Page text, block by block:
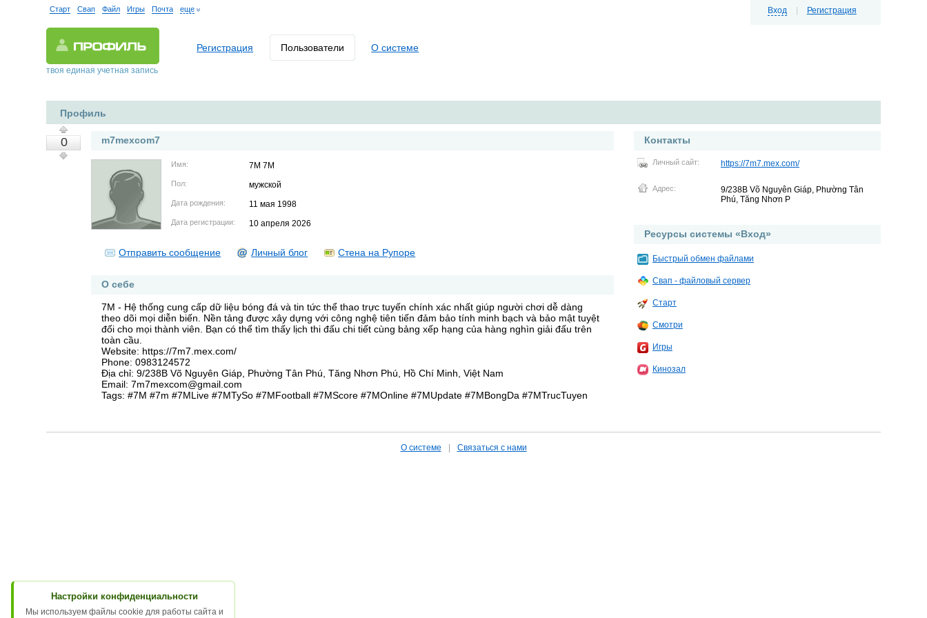
Старт Свап Файл Игры Почта еще
твоя единая учетная запись
Вход Регистрация
Регистрация Пользователи О системе
Профиль
0 m7mexcom7
Имя: 7M 7M
Пол: мужской
Дата рождения: 11 мая 1998
Дата регистрации: 10 апреля 2026
Отправить сообщение Личный блог Стена на Рупоре
О себе
7M - Hệ thống cung cấp dữ liệu bóng đá và tin tức thể thao trực tuyến chính xác nhất giúp người chơi dễ dàng
theo dõi mọi diễn biến. Nền tảng được xây dựng với công nghệ tiên tiến đảm bảo tính minh bạch và bảo mật tuyệt
đối cho mọi thành viên. Bạn có thể tìm thấy lịch thi đấu chi tiết cùng bảng xếp hạng của hàng nghìn giải đấu trên
toàn cầu.
Website: https://7m7.mex.com/
Phone: 0983124572
Địa chỉ: 9/238B Võ Nguyên Giáp, Phường Tân Phú, Tăng Nhơn Phú, Hồ Chí Minh, Việt Nam
Email: 7m7mexcom@gmail.com
Tags: #7M #7m #7MLive #7MTySo #7MFootball #7MScore #7MOnline #7MUpdate #7MBongDa #7MTrucTuyen
Контакты
Личный сайт: https://7m7.mex.com/
Адрес:
9/238B Võ Nguyên Giáp, Phường Tân
Phú, Tăng Nhơn P
Ресурсы системы «Вход»
Быстрый обмен файлами
Свап - файловый сервер
Старт
Смотри
Игры
Кинозал
О системе Связаться с нами
Настройки конфиденциальности
Мы используем файлы cookie для работы сайта и